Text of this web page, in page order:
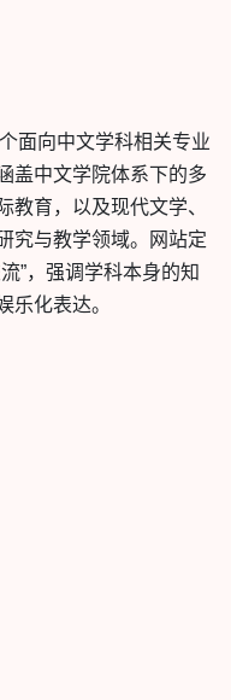
面向中文学科相关专业
盖中文学院体系下的多
教育，以及现代文学、
究与教学领域。网站定
”，强调学科本身的知
乐化表达。